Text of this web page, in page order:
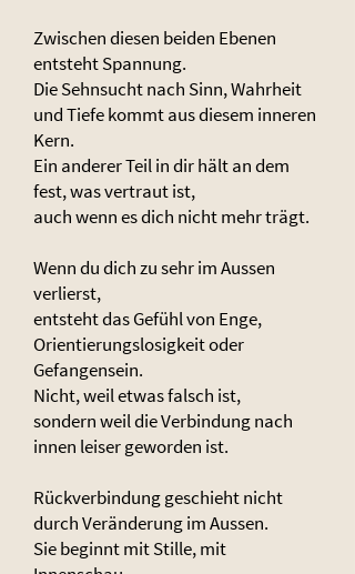
Zwischen diesen beiden Ebenen
entsteht Spannung.
Die Sehnsucht nach Sinn, Wahrheit
und Tiefe kommt aus diesem inneren
Kern.
Ein anderer Teil in dir hält an dem
fest, was vertraut ist,
auch wenn es dich nicht mehr trägt.
Wenn du dich zu sehr im Aussen
verlierst,
entsteht das Gefühl von Enge,
Orientierungslosigkeit oder
Gefangensein.
Nicht, weil etwas falsch ist,
sondern weil die Verbindung nach
innen leiser geworden ist.
Rückverbindung geschieht nicht
durch Veränderung im Aussen.
Sie beginnt mit Stille, mit